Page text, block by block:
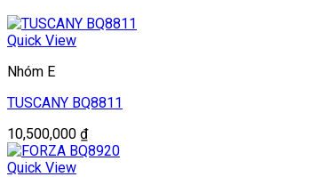
Quick View
Nhóm E
TUSCANY BQ8811
10,500,000 ₫
Quick View